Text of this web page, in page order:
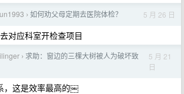
› 如何劝父母定期去医院体检？ 5 月 26 日
对应科室开检查项目
› 求助：窗边的三棵大树被人为破坏致
5 月 21
日
，这是效率最高的￼